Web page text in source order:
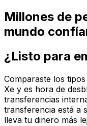
Millones de
mundo
¿Listo para
Comparaste los
Xe y es hora de
transferencias
transferencia está a
lleva tu dinero más